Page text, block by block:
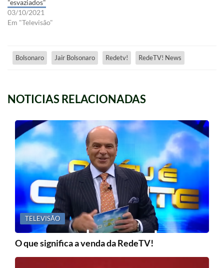
"esvaziados"
03/10/2021
Em "Televisão"
Bolsonaro Jair Bolsonaro Redetv! RedeTV! News
NOTICIAS RELACIONADAS
TELEVISÃO
O que significa a venda da RedeTV!